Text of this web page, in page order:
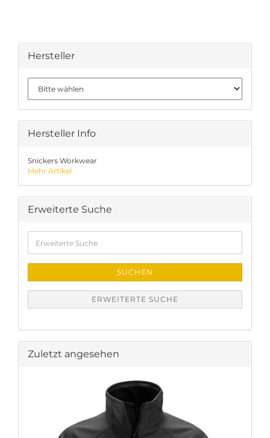
Hersteller
Hersteller Info
Snickers Workwear
Mehr Artikel
Erweiterte Suche
Suche
SUCHEN
ERWEITERTE SUCHE
Zuletzt angesehen